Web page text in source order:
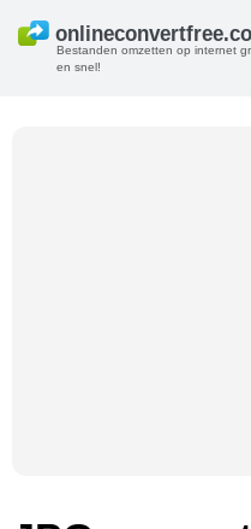
Bestanden omzetten op internet
en snel!